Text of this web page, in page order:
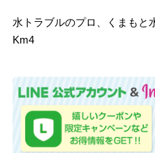
水トラブルのプロ、くまもと
Km4